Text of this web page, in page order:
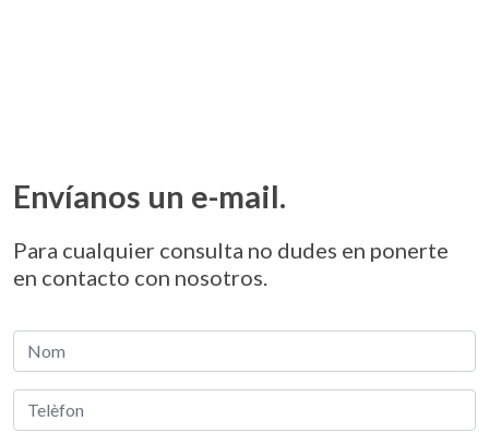
Envíanos un e-mail.
Para cualquier consulta no dudes en ponerte
en contacto con nosotros.